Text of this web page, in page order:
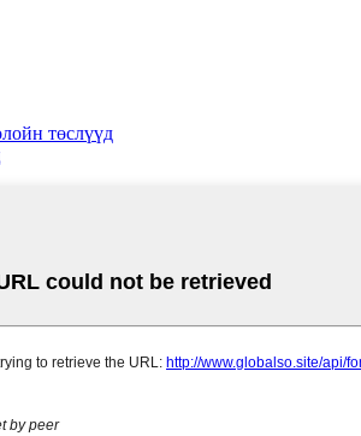
төслүүд